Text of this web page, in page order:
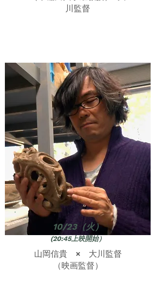
川監督
10/23（火）
(20:45上映開始）
山岡信貴 × 大川監督
（映画監督）